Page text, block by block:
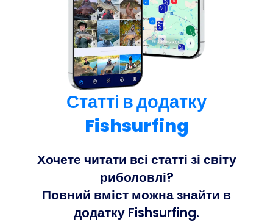
Статті в додатку
Fishsurfing
Хочете читати всі статті зі світу
риболовлі?
Повний вміст можна знайти в
додатку Fishsurfing.